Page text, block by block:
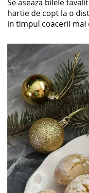
Se aseaza bilele
hartie de copt la o
in timpul coacerii mai